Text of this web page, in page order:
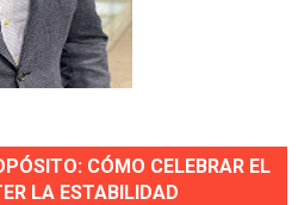
CÓMO CELEBRAR EL
LA ESTABILIDAD